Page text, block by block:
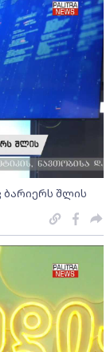
ბარიერს შლის